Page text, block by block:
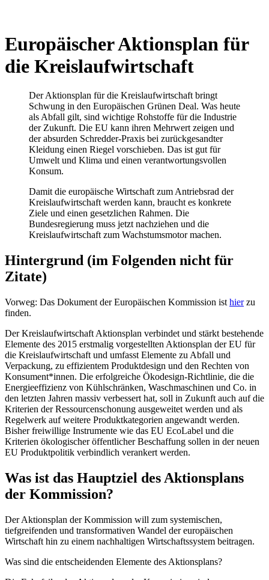
Europäischer Aktionsplan für
die Kreislaufwirtschaft
Der Aktionsplan für die Kreislaufwirtschaft bringt
Schwung in den Europäischen Grünen Deal. Was heute
als Abfall gilt, sind wichtige Rohstoffe für die Industrie
der Zukunft. Die EU kann ihren Mehrwert zeigen und
der absurden Schredder-Praxis bei zurückgesandter
Kleidung einen Riegel vorschieben. Das ist gut für
Umwelt und Klima und einen verantwortungsvollen
Konsum.
Damit die europäische Wirtschaft zum Antriebsrad der
Kreislaufwirtschaft werden kann, braucht es konkrete
Ziele und einen gesetzlichen Rahmen. Die
Bundesregierung muss jetzt nachziehen und die
Kreislaufwirtschaft zum Wachstumsmotor machen.
Hintergrund (im Folgenden nicht für
Zitate)
Vorweg: Das Dokument der Europäischen Kommission ist hierzu
finden.
Der Kreislaufwirtschaft Aktionsplan verbindet und stärkt bestehende
Elemente des 2015 erstmalig vorgestellten Aktionsplan der EU für
die Kreislaufwirtschaft und umfasst Elemente zu Abfall und
Verpackung, zu effizientem Produktdesign und den Rechten von
Konsument*innen. Die erfolgreiche Ökodesign-Richtlinie, die die
Energieeffizienz von Kühlschränken, Waschmaschinen und Co. in
den letzten Jahren massiv verbessert hat, soll in Zukunft auch auf die
Kriterien der Ressourcenschonung ausgeweitet werden und als
Regelwerk auf weitere Produktkategorien angewandt werden.
Bisher freiwillige Instrumente wie das EU EcoLabel und die
Kriterien ökologischer öffentlicher Beschaffung sollen in der neuen
EU Produktpolitik verbindlich verankert werden.
Was ist das Hauptziel des Aktionsplans
der Kommission?
Der Aktionsplan der Kommission will zum systemischen,
tiefgreifenden und transformativen Wandel der europäischen
Wirtschaft hin zu einem nachhaltigen Wirtschaftssystem beitragen.
Was sind die entscheidenden Elemente des Aktionsplans?